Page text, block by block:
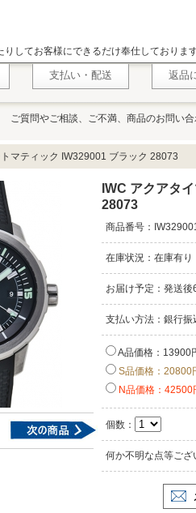
してお客様にできるだけ奉仕しておりま
支払い・配送 返品
ご質問やご相談、ご不満、商品のお問い
マティック IW329001 ブラック 28073
IWC アクアタ
28073
商品番号：
在庫状況：在庫有り
お届け予定：発送
支払い方法：銀行振
A品価格：13900
S品価格：20800
N品価格：42500
個数：
何か不明な点等ござ